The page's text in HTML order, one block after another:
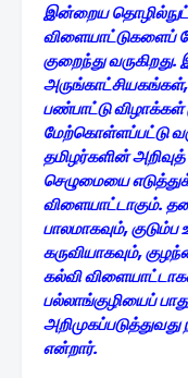
இன்றைய
விளையாட்டுகளைப்
குறைந்து
பண்பாட்டு விழாக்கள்
மேற்கொள்ளப்பட்டு
தமிழர்களின்
செழுமையை
விளையாட்டாகும்.
பாலமாகவும்,
கருவியாகவும்,
கல்வி
பல்லாங்குழியைப்
என்றார்.